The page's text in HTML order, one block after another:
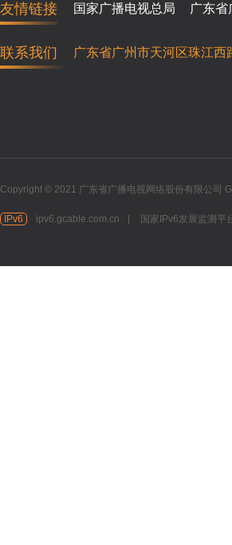
友情链接 国家广播电视总局 广东省
联系我们 广东省广州市天河区珠江西
Copyright © 2021 广东省广播电视网络股份有限公司
IPv6 ipv6.gcable.com.cn 国家IPv6发展监测平